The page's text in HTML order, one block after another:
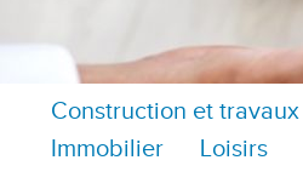
Construction et travaux
Immobilier
Loisirs